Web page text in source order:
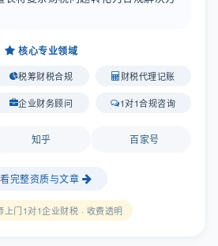
核心专业领域
税筹财税合规 财税代理记账
企业财务顾问 1对1合规咨询
知乎 百家号
完整资质与文章
上门1对1企业财税 · 收费透明